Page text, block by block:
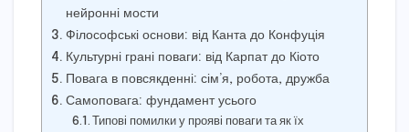
нейронні мости
Філософські основи: від Канта до Конфуція
Культурні грані поваги: від Карпат до Кіото
Повага в повсякденні: сім’я, робота, дружба
Самоповага: фундамент усього
Типові помилки у прояві поваги та як їх